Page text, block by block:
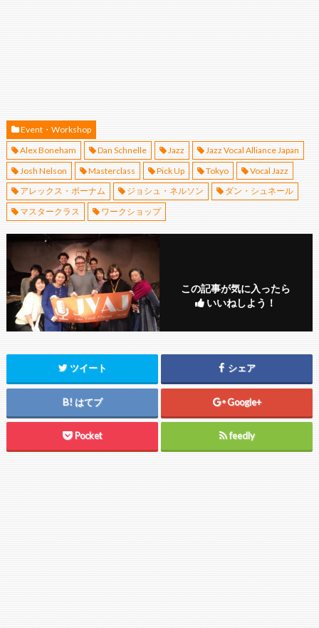
Event・Workshop
Alex Boneham
Dan Schnelle Jazz
Jazz Vocal Alliance Japan
Josh Nelson
Masterclass Pick Up Tokyo
Vocal Jazz
アレックス・ボーナム
ジョシュ・ネルソン
ダン・シュネール
マスタークラス
ワークショップ
この記事が気に入ったら
いいねしよう！
ツイート シェア
はてブ Google+
Pocket feedly